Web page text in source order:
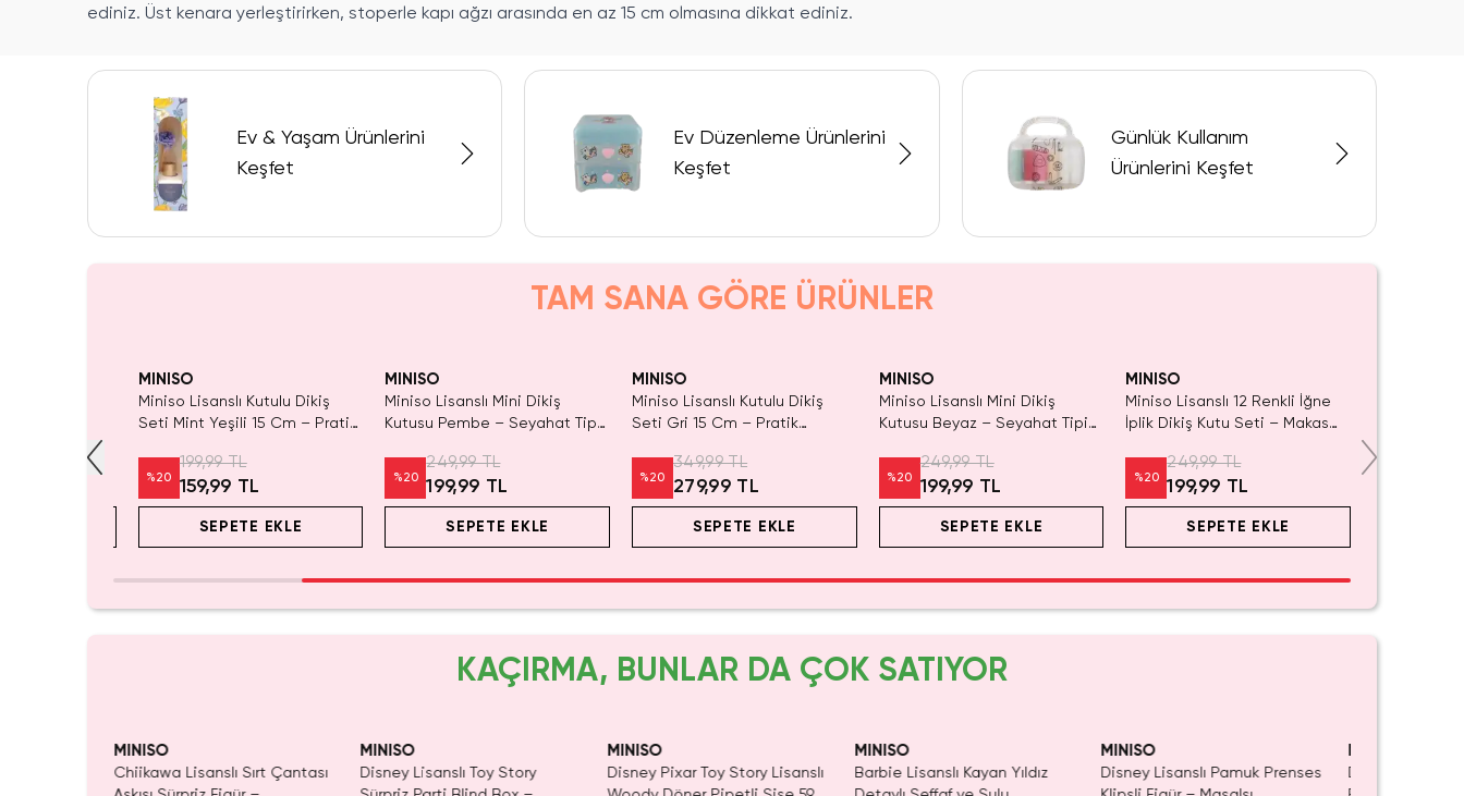
ediniz. Üst kenara yerleştirirken, stoperle kapı ağzı arasında en az 15 cm olmasına dikkat ediniz.
Ev & Yaşam Ürünlerini
Keşfet
Ev Düzenleme Ürünlerini
Keşfet
Günlük Kullanım
Ürünlerini Keşfet
TAM SANA GÖRE ÜRÜNLER
Tamir Kiti
MINISO
Miniso Lisanslı Kutulu Dikiş
Seti Mint Yeşili 15 Cm – Pratik
%20
199,99 TL
159,99 TL
SEPETE EKLE
MINISO
Miniso Lisanslı Mini Dikiş
Kutusu Pembe – Seyahat Tipi
12 Cm
%20
249,99 TL
199,99 TL
SEPETE EKLE
MINISO
Miniso Lisanslı Kutulu Dikiş
Seti Gri 15 Cm – Pratik
%20
349,99 TL
279,99 TL
SEPETE EKLE
MINISO
Miniso Lisanslı Mini Dikiş
Kutusu Beyaz – Seyahat Tipi
12 Cm
%20
249,99 TL
199,99 TL
SEPETE EKLE
MINISO
Miniso Lisanslı 12 Renkli İğne
İplik Dikiş Kutu Seti – Makas
Seyahat Seti 13 Cm
%20
249,99 TL
199,99 TL
SEPETE EKLE
KAÇIRMA, BUNLAR DA ÇOK SATIYOR
MINISO
Chiikawa Lisanslı Sırt Çantası
MINISO
Disney Lisanslı Toy Story
MINISO
Disney Pixar Toy Story Lisanslı
MINISO
Barbie Lisanslı Kayan Yıldız
MINISO
Disney Lisanslı Pamuk Prenses
Disney Lisanslı